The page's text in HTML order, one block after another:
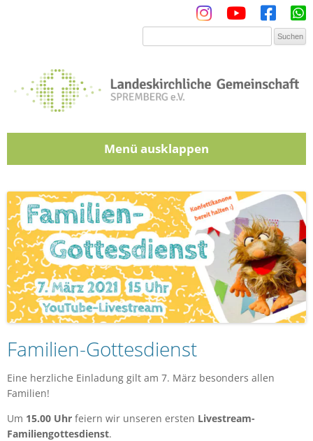
Menü
Familien-Gottesdienst
Eine herzliche Einladung gilt am 7. März besonders allen
Familien!
Um 15.00 Uhr feiern wir unseren ersten Livestream-
Familiengottesdienst.